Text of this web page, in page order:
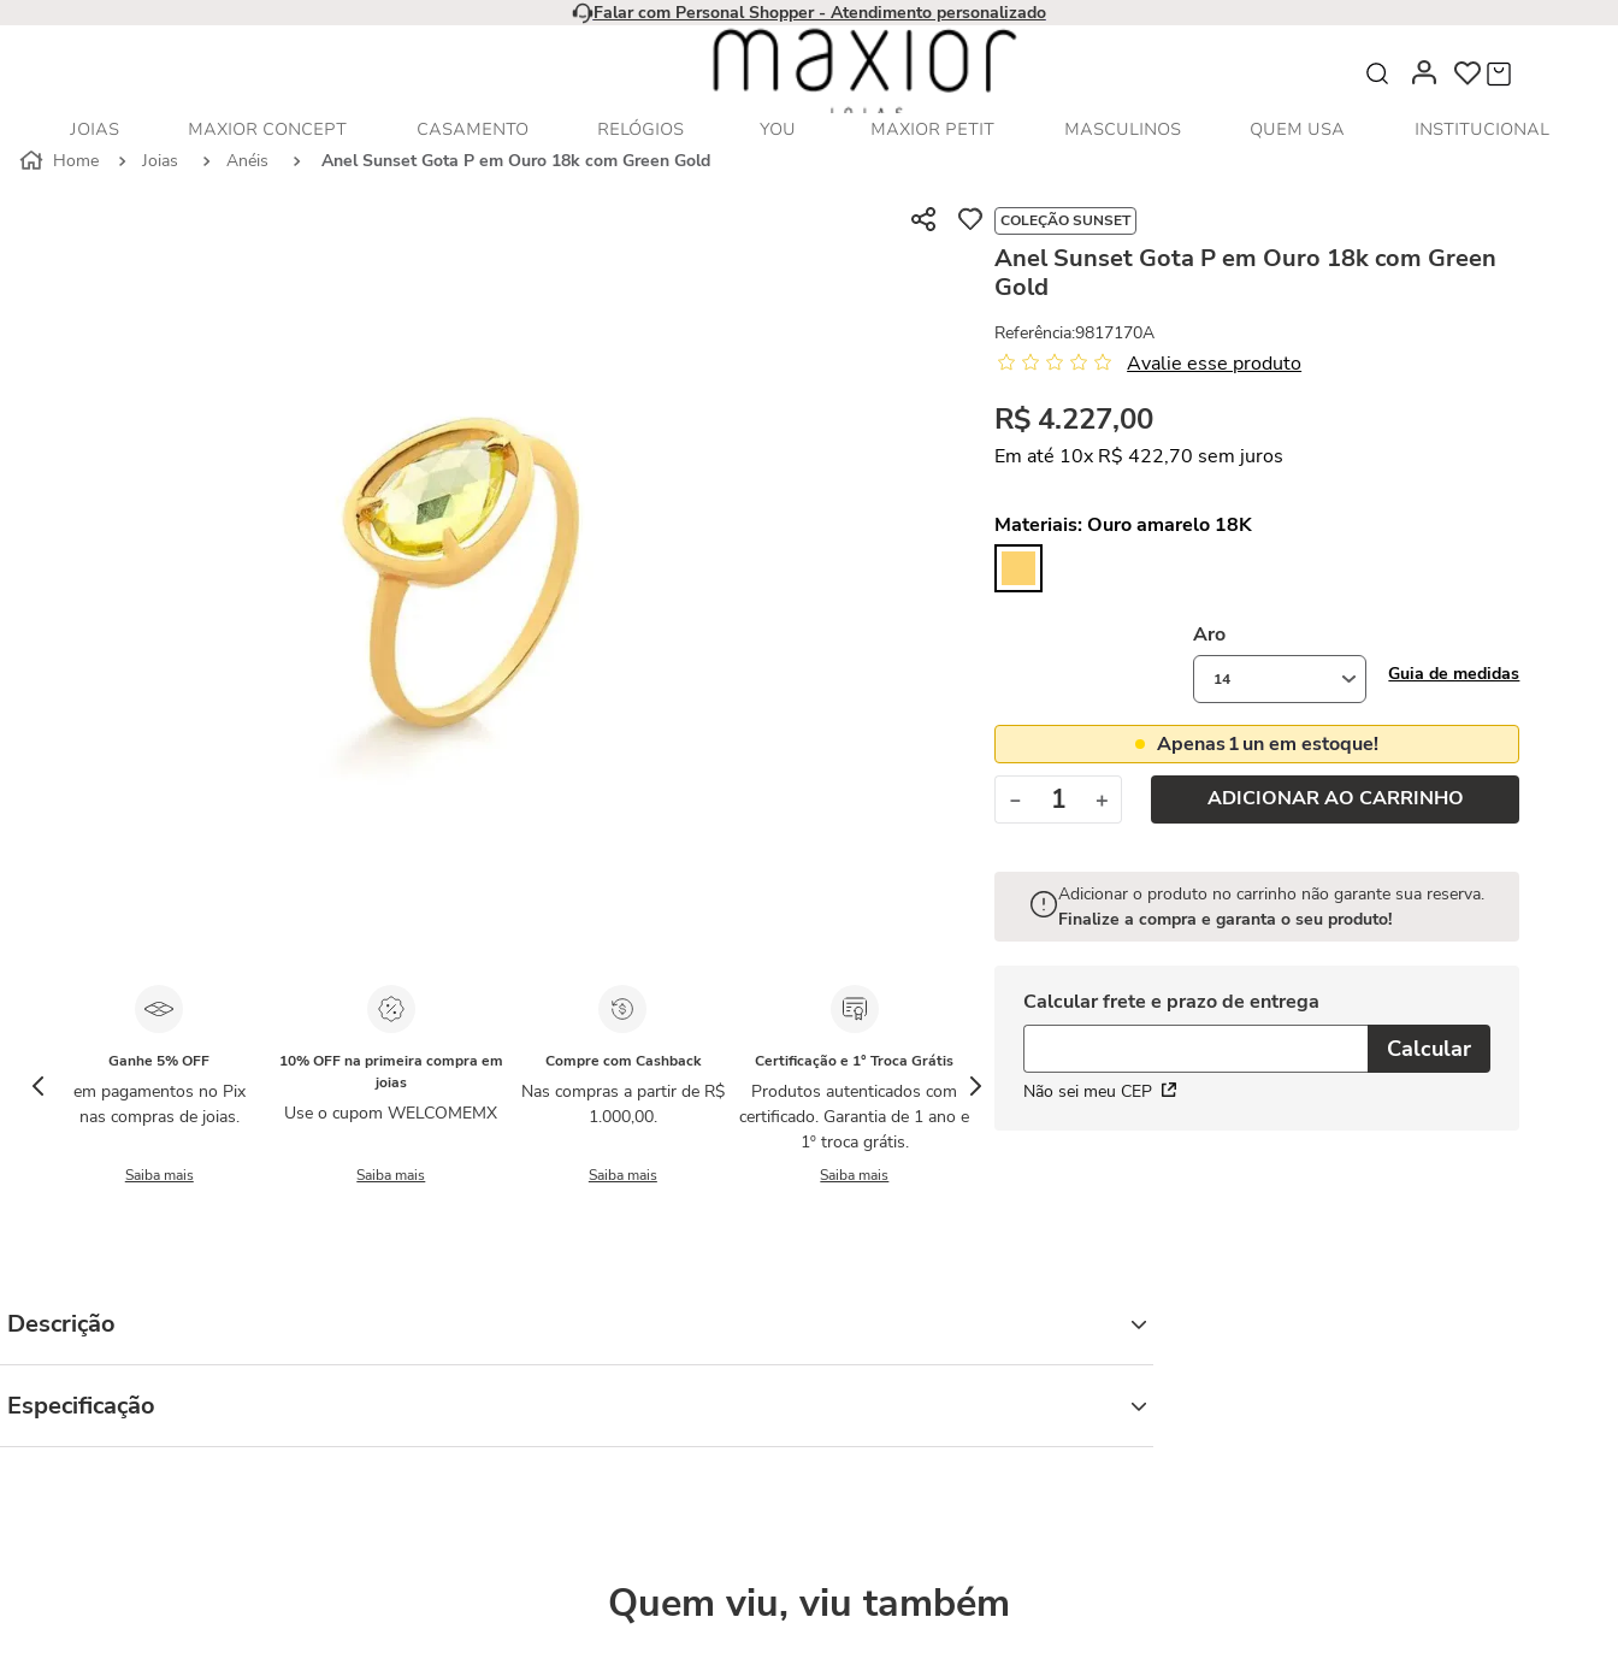
Falar com Personal Shopper - Atendimento personalizado
O que você procura?
JOIAS MAXIOR CONCEPT CASAMENTO RELÓGIOS YOU MAXIOR PETIT MASCULINOS QUEM USA
INSTITUCIONAL
Joias
Anéis Anel Sunset Gota P em Ouro 18k com Green Gold
Ganhe 5% OFF
em pagamentos no Pix
nas compras de joias.
Saiba mais
10% OFF na primeira compra em
joias
Use o cupom WELCOMEMX
Saiba mais
Compre com Cashback
Nas compras a partir de R$
1.000,00.
Saiba mais
Certificação e 1° Troca Grátis
Produtos autenticados com
certificado. Garantia de 1 ano e
1º troca grátis.
Saiba mais
COLEÇÃO SUNSET
Anel Sunset Gota P em Ouro 18k com Green
Gold
Referência:9817170A
Avalie esse produto
R$ 4.227,00
Em até 10x R$ 422,70 sem juros
Materiais:Ouro amarelo 18K
Guia de medidas
Aro
14
Apenas1un em estoque!
＋
－ ADICIONAR AO CARRINHO
Adicionar o produto no carrinho não garante sua reserva.
Finalize a compra e garanta o seu produto!
Não sei meu CEP
Descrição
Especificação
Quem viu, viu também